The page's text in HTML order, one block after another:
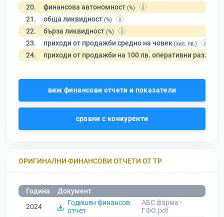
20. финансова автономност (%)
21. обща ликвидност (%)
22. бърза ликвидност (%)
23. приходи от продажби средно на човек (хил. лв.)
24. приходи от продажби на 100 лв. оперативни разходи
виж финансови отчети и показатели
сравни с конкуренти
ОРИГИНАЛНИ ФИНАНСОВИ ОТЧЕТИ ОТ ТР
Година
Документ
2024
Годишен финансов
отчет
АБС фарма -
ГФО.pdf